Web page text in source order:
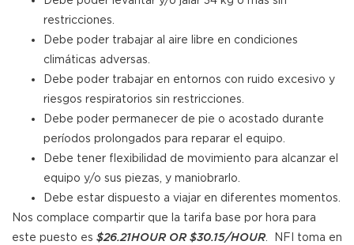
restricciones.
Debe poder trabajar al aire libre en condiciones
climáticas adversas.
Debe poder trabajar en entornos con ruido excesivo y
riesgos respiratorios sin restricciones.
Debe poder permanecer de pie o acostado durante
períodos prolongados para reparar el equipo.
Debe tener flexibilidad de movimiento para alcanzar el
equipo y/o sus piezas, y maniobrarlo.
Debe estar dispuesto a viajar en diferentes momentos.
Nos complace compartir que la tarifa base por hora para
este puesto es $26.21HOUR OR $30.15/HOUR . NFI toma en